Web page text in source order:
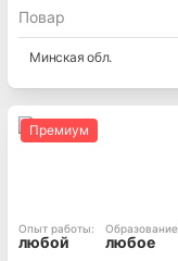
Повар
Минская обл.
Премиум
Опыт работы:
любой
Образование
любое